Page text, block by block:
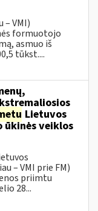
VMI)
formuotojo
asmuo iš
tūkst....
Lietuvos
ūkinės veiklos
– VMI prie FM)
priimtu
28...